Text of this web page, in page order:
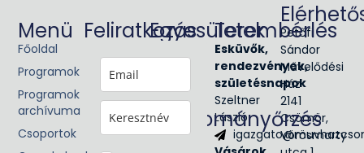
Petőfi
Sándor
Művelődési
Ház
2141
Csömör,
Vörösmarty
Terembérlés
Esküvők,
rendezvények,
születésnapok
Szeltner
László
Egyesületek
egyesület
Hagyományőrzés
Néptánc
Feliratkozás
Menü
Főoldal
Programok
Programok
archívuma
Csoportok